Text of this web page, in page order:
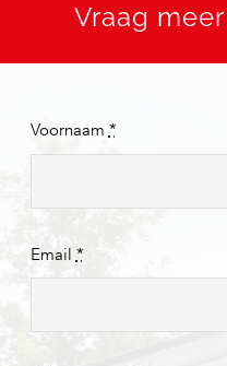
Vraag
Voornaam *
Email *